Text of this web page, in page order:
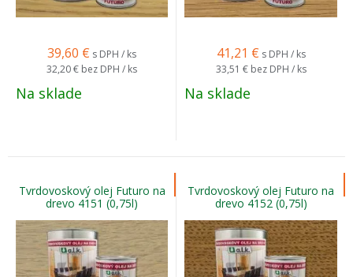
39,60 € s DPH / ks
32,20 € bez DPH / ks
Na sklade
41,21 € s DPH / ks
33,51 € bez DPH / ks
Na sklade
Tvrdovoskový olej Futuro na
drevo 4151 (0,75l)
Tvrdovoskový olej Futuro na
drevo 4152 (0,75l)